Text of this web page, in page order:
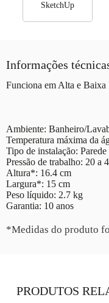
SketchUp
Informações
Funciona em Alta e Baixa
Ambiente: Banheiro/
Temperatura máxima da
Tipo de instalação: Parede
Pressão de trabalho: 20 a
Altura*: 16.4 cm
Largura*: 15 cm
Peso líquido: 2.7 kg
Garantia: 10 anos
*Medidas do produto
PRODUTOS